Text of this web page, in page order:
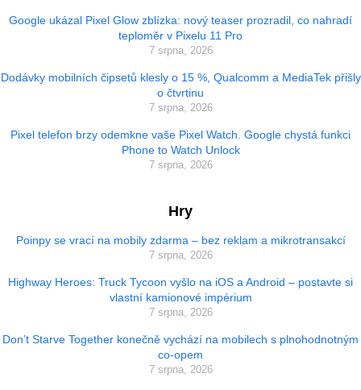
Google ukázal Pixel Glow zblízka: nový teaser prozradil, co nahradí
teploměr v Pixelu 11 Pro
7 srpna, 2026
Dodávky mobilních čipsetů klesly o 15 %, Qualcomm a MediaTek přišly
o čtvrtinu
7 srpna, 2026
Pixel telefon brzy odemkne vaše Pixel Watch. Google chystá funkci
Phone to Watch Unlock
7 srpna, 2026
Hry
Poinpy se vrací na mobily zdarma – bez reklam a mikrotransakcí
7 srpna, 2026
Highway Heroes: Truck Tycoon vyšlo na iOS a Android – postavte si
vlastní kamionové impérium
7 srpna, 2026
Don’t Starve Together konečně vychází na mobilech s plnohodnotným
co-opem
7 srpna, 2026